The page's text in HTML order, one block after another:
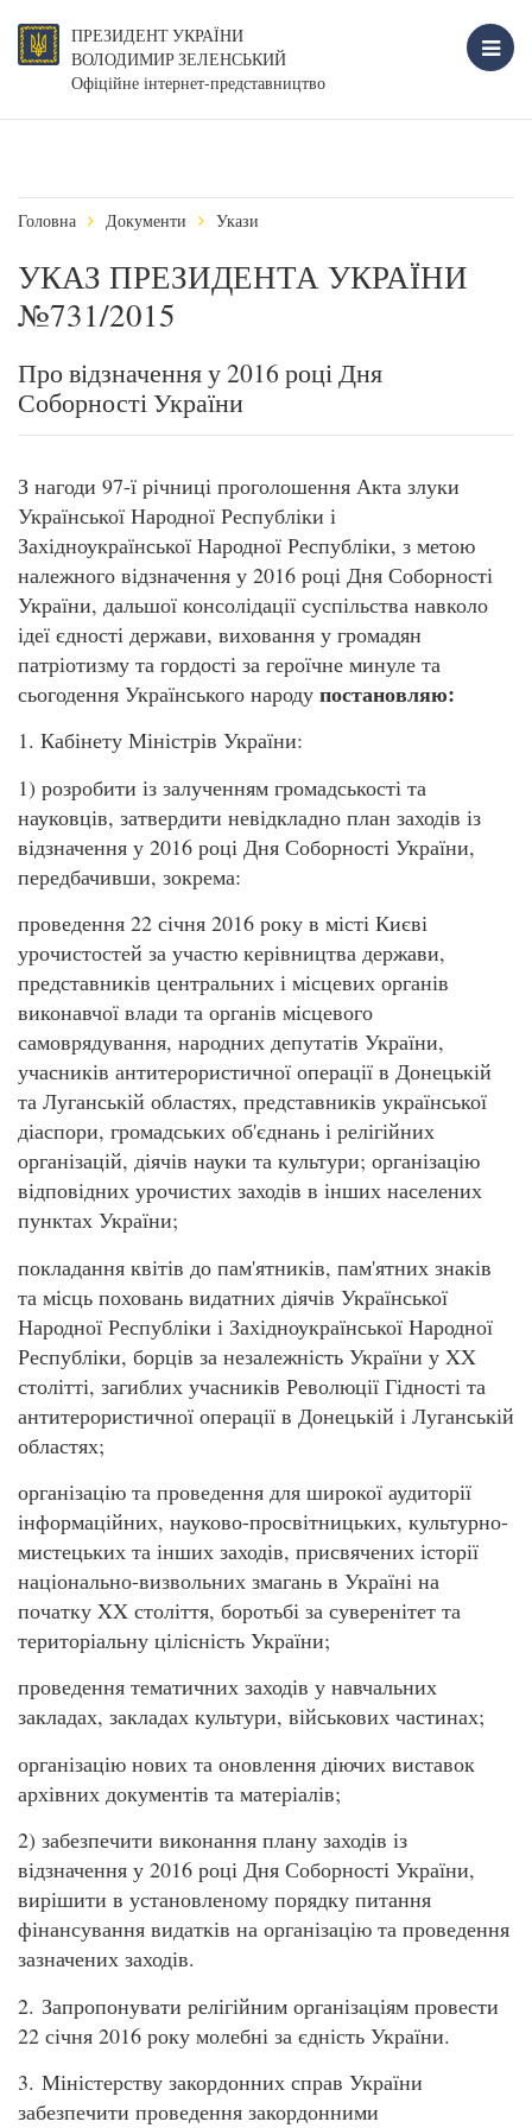
ПРЕЗИДЕНТ УКРАЇНИ
ВОЛОДИМИР ЗЕЛЕНСЬКИЙ
Офіційне інтернет-представництво
Головна Документи Укази
УКАЗ ПРЕЗИДЕНТА УКРАЇНИ
№731/2015
Про відзначення у 2016 році Дня
Соборності України
З нагоди 97-ї річниці проголошення Акта злуки
Української Народної Республіки і
Західноукраїнської Народної Республіки, з метою
належного відзначення у 2016 році Дня Соборності
України, дальшої консолідації суспільства навколо
ідеї єдності держави, виховання у громадян
патріотизму та гордості за героїчне минуле та
сьогодення Українського народу постановляю:
1. Кабінету Міністрів України:
1) розробити із залученням громадськості та
науковців, затвердити невідкладно план заходів із
відзначення у 2016 році Дня Соборності України,
передбачивши, зокрема:
проведення 22 січня 2016 року в місті Києві
урочистостей за участю керівництва держави,
представників центральних і місцевих органів
виконавчої влади та органів місцевого
самоврядування, народних депутатів України,
учасників антитерористичної операції в Донецькій
та Луганській областях, представників української
діаспори, громадських об'єднань і релігійних
організацій, діячів науки та культури; організацію
відповідних урочистих заходів в інших населених
пунктах України;
покладання квітів до пам'ятників, пам'ятних знаків
та місць поховань видатних діячів Української
Народної Республіки і Західноукраїнської Народної
Республіки, борців за незалежність України у XX
столітті, загиблих учасників Революції Гідності та
антитерористичної операції в Донецькій і Луганській
областях;
організацію та проведення для широкої аудиторії
інформаційних, науково-просвітницьких, культурно-
мистецьких та інших заходів, присвячених історії
національно-визвольних змагань в Україні на
початку XX століття, боротьбі за суверенітет та
територіальну цілісність України;
проведення тематичних заходів у навчальних
закладах, закладах культури, військових частинах;
організацію нових та оновлення діючих виставок
архівних документів та матеріалів;
2) забезпечити виконання плану заходів із
відзначення у 2016 році Дня Соборності України,
вирішити в установленому порядку питання
фінансування видатків на організацію та проведення
зазначених заходів.
2. Запропонувати релігійним організаціям провести
22 січня 2016 року молебні за єдність України.
3. Міністерству закордонних справ України
забезпечити проведення закордонними